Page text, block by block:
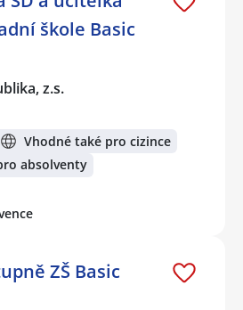
škole Basic
z.s.
Vhodné také pro cizince
absolventy
ZŠ Basic